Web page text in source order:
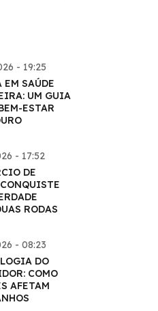
- 19:25
SAÚDE
UM GUIA
ESTAR
- 17:52
DE
RODAS
- 08:23
DO
COMO
AFETAM